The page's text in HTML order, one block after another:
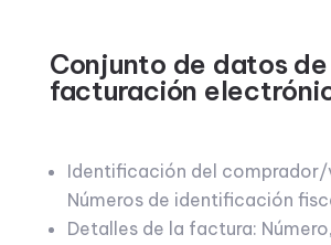
Conjunto de datos
facturación
Identificación del comprador/
Números de identificación
Detalles de la factura: